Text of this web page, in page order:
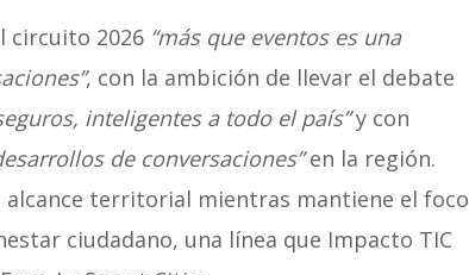
circuito 2026 “más que eventos es una
, con la ambición de llevar el debate
inteligentes a todo el país”y con
de conversaciones”en la región.
alcance territorial mientras mantiene el foco
ciudadano, una línea que Impacto TIC